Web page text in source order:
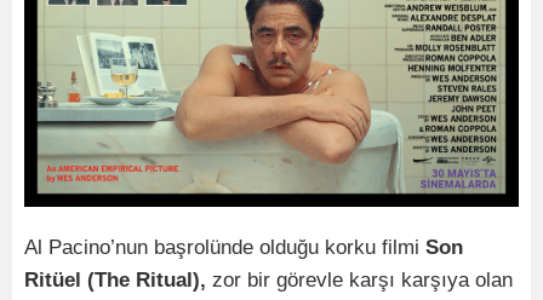
Al Pacino’nun başrolünde olduğu korku filmi Son
Ritüel (The Ritual), zor bir görevle karşı karşıya olan